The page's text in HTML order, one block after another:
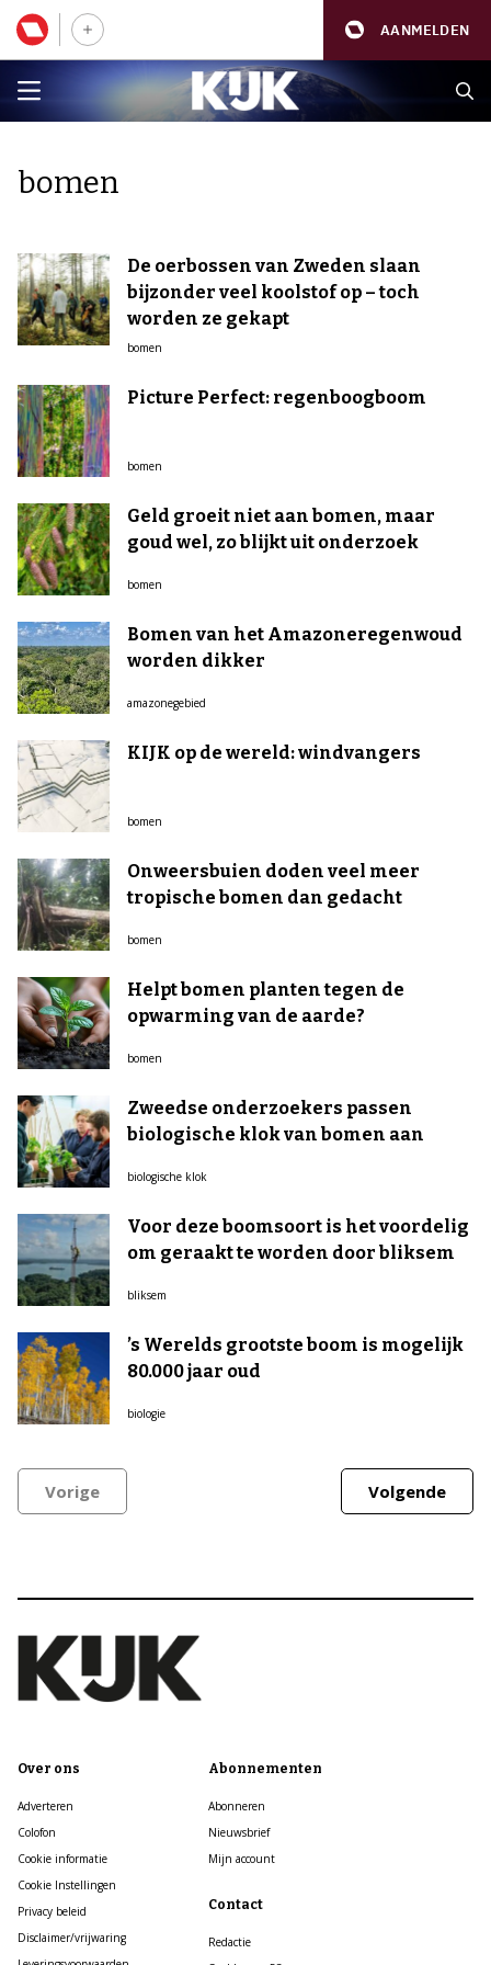
AANMELDEN
bomen
De oerbossen van Zweden slaan
bijzonder veel koolstof op – toch
worden ze gekapt
bomen
Picture Perfect: regenboogboom
bomen
Geld groeit niet aan bomen, maar
goud wel, zo blijkt uit onderzoek
bomen
Bomen van het Amazoneregenwoud
worden dikker
amazonegebied
KIJK op de wereld: windvangers
bomen
Onweersbuien doden veel meer
tropische bomen dan gedacht
bomen
Helpt bomen planten tegen de
opwarming van de aarde?
bomen
Zweedse onderzoekers passen
biologische klok van bomen aan
biologische klok
Voor deze boomsoort is het voordelig
om geraakt te worden door bliksem
bliksem
’s Werelds grootste boom is mogelijk
80.000 jaar oud
biologie
Vorige Volgende
Over ons
Adverteren
Colofon
Cookie informatie
Cookie Instellingen
Privacy beleid
Disclaimer/vrijwaring
Abonnementen
Abonneren
Nieuwsbrief
Mijn account
Contact
Redactie